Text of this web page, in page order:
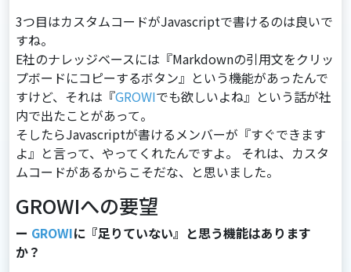
3つ⽬はカスタムコードがJavascriptで書けるのは良いで
すね。
E社のナレッジベースには『Markdownの引⽤⽂をクリッ
プボードにコピーするボタン』という機能があったんで
すけど、それは『GROWIでも欲しいよね』という話が社
内で出たことがあって。
そしたらJavascriptが書けるメンバーが『すぐできます
よ』と⾔って、やってくれたんですよ。 それは、カスタ
ムコードがあるからこそだな、と思いました。
GROWIへの要望
ー GROWIに『足りていない』と思う機能はあります
か？